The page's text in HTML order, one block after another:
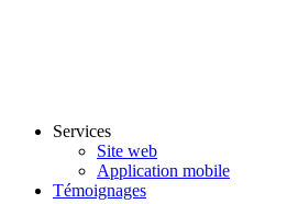
Services
Site web
Application mobile
Témoignages